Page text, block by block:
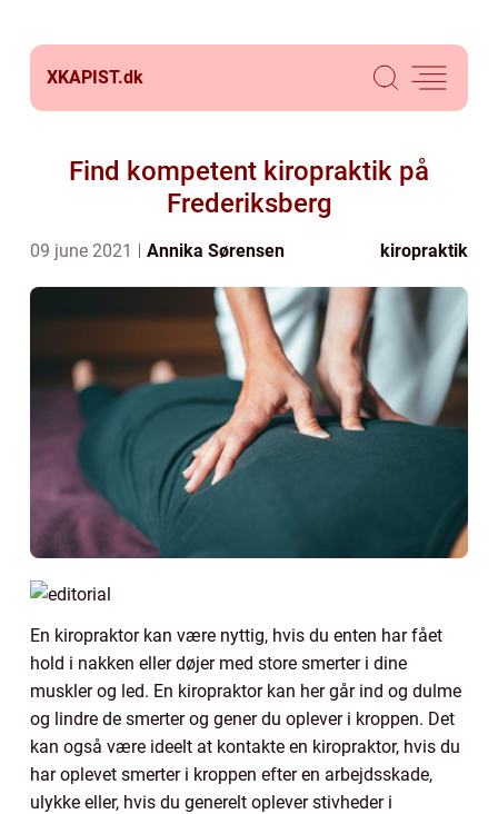
XKAPIST.dk
Find kompetent kiropraktik på
Frederiksberg
09 june 2021 Annika Sørensen kiropraktik
En kiropraktor kan være nyttig, hvis du enten har fået
hold i nakken eller døjer med store smerter i dine
muskler og led. En kiropraktor kan her går ind og dulme
og lindre de smerter og gener du oplever i kroppen. Det
kan også være ideelt at kontakte en kiropraktor, hvis du
har oplevet smerter i kroppen efter en arbejdsskade,
ulykke eller, hvis du generelt oplever stivheder i